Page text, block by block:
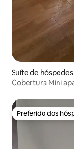
Suíte de hóspedes
Cobertura Mini
Preferido dos
Preferido dos